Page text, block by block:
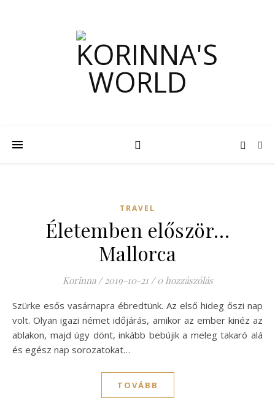
TRAVEL
Életemben először…
Mallorca
Korinna / 2019-10-21 / 0 hozzászólás
Szürke esős vasárnapra ébredtünk. Az első hideg őszi nap
volt. Olyan igazi német időjárás, amikor az ember kinéz az
ablakon, majd úgy dönt, inkább bebújik a meleg takaró alá
és egész nap sorozatokat…
TOVÁBB